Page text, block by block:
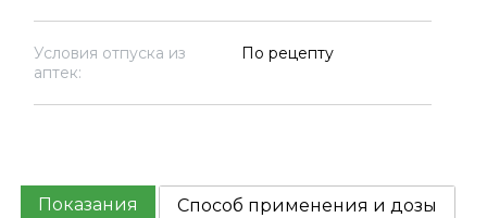
Условия отпуска из
аптек:
По рецепту
Показания
Способ применения и дозы